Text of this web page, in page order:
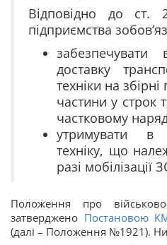
Відповідно до
підприємства
забезпечувати
доставку
техніки на збірні
частини у строк
частковому
утримувати в
техніку, що
разі мобілізації
Положення про
затверджено Постановою
(далі – Положення №1921).